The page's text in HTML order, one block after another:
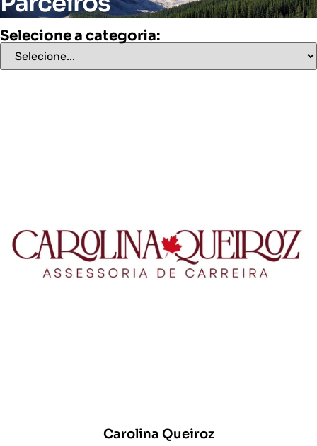
Selecione a categoria:
Carolina Queiroz